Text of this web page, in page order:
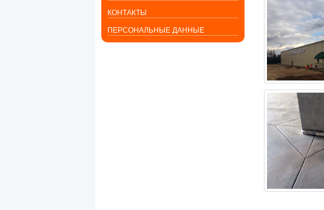
КОНТАКТЫ
ПЕРСОНАЛЬНЫЕ ДАННЫЕ